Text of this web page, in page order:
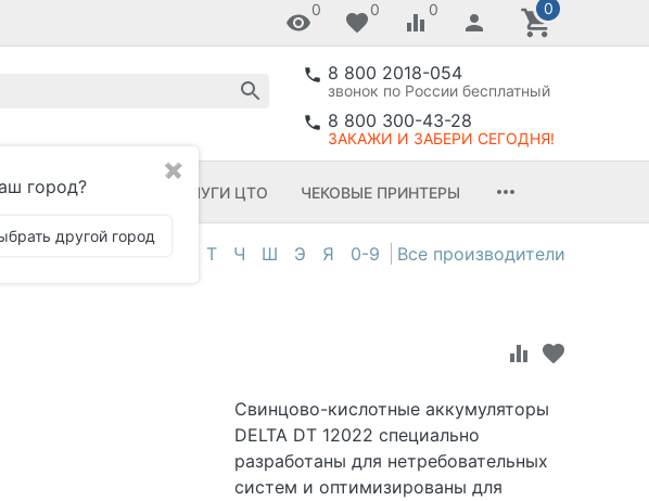
0 0 0 0
✖
город?
другой город
8 800 2018-054
звонок по России бесплатный
8 800 300-43-28
ЗАКАЖИ И ЗАБЕРИ СЕГОДНЯ!
ПО УСЛУГИ ЦТО ЧЕКОВЫЕ ПРИНТЕРЫ
Т Ч Ш Э Я 0-9
Свинцово-кислотные аккумуляторы
DELTA DT 12022 специально
разработаны для нетребовательных
систем и оптимизированы для